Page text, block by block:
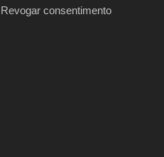
Revogar consentimento